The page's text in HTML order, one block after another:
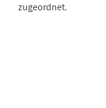
zugeordnet.